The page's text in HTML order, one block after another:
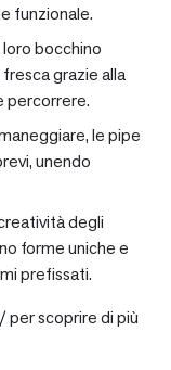
funzionale.
loro bocchino
grazie alla
percorrere.
le pipe
unendo
degli
forme uniche e
prefissati.
per scoprire di più